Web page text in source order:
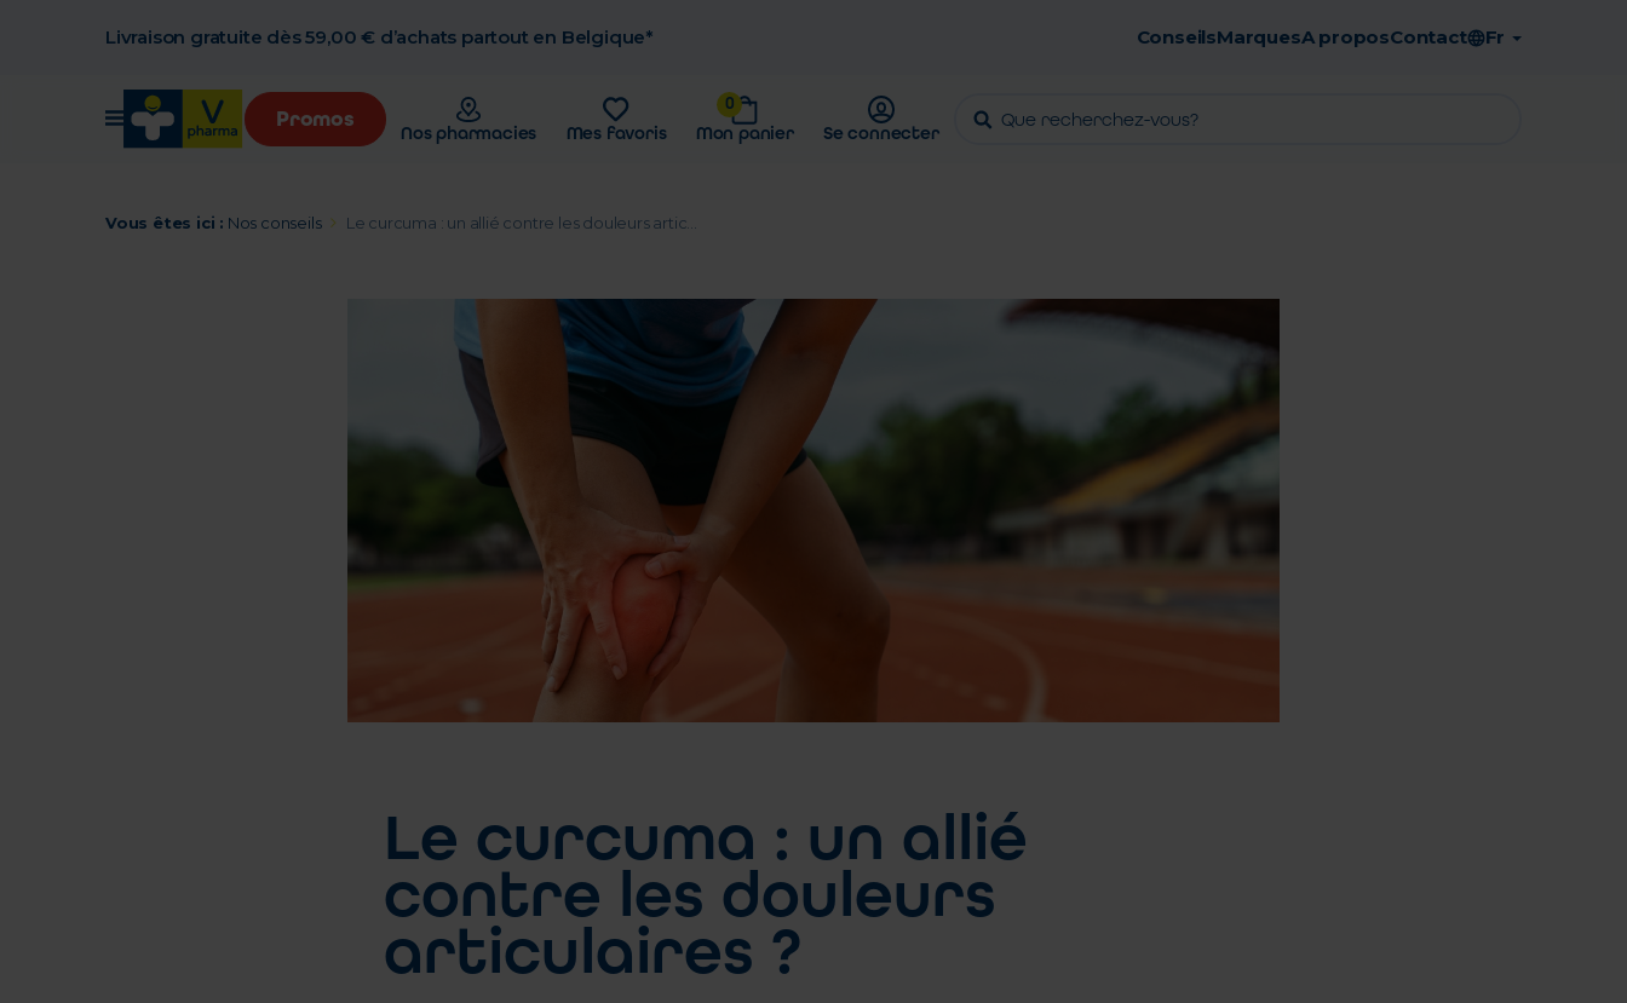
Livraison gratuite dès 59,00 € d’achats partout en Belgique* Retrait en pharmacie gratuit
ConseilsMarquesA proposContact Fr
Promos
Nos pharmacies Mes favoris
0
Mon panier Se connecter
Vous êtes ici : Nos conseils Le curcuma : un allié contre les douleurs artic...
Le curcuma : un allié
contre les douleurs
articulaires ?